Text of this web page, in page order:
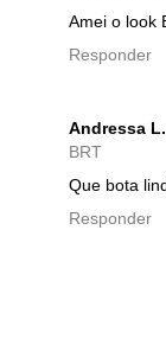
Amei o look
Responder
Andressa L.
BRT
Que bota
Responder